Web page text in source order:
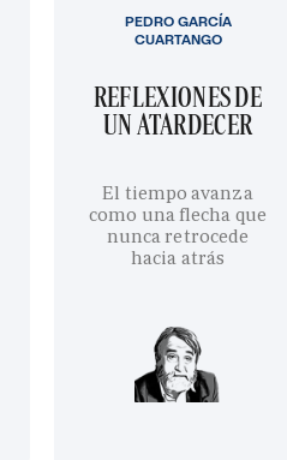
REFLEXIONES DE
UN ATARDECER
El tiempo avanza
como una flecha que
nunca retrocede
hacia atrás
PEDRO GARCÍA
CUARTANGO